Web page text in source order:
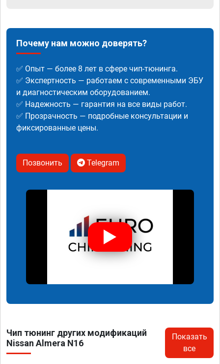
Почему нам можно доверять?
✅ Опыт — более 8 лет в сфере чип-тюнинга.
✅ Экспертность — работаем с современными ЭБУ
и диагностическим оборудованием.
✅ Надежность — гарантия на все виды работ.
✅ Прозрачность — подробные консультации и
фиксированные цены.
Позвонить Telegram
Чип тюнинг других модификаций
Nissan Almera N16
Показать
все